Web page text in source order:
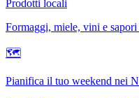
Prodotti locali
Formaggi, miele, vini e
🗺
Pianifica il tuo weekend nei